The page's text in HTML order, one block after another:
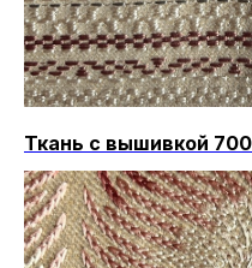
Ткань с вышивкой